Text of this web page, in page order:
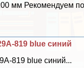
мм Рекомендуем
819 blue синий
819 blue синий...